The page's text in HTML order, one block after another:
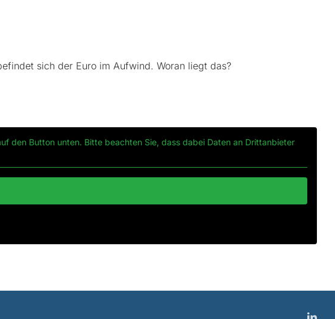
sich der Euro im Aufwind. Woran liegt das?
den Button unten. Bitte beachten Sie, dass dabei Daten an Drittanbieter